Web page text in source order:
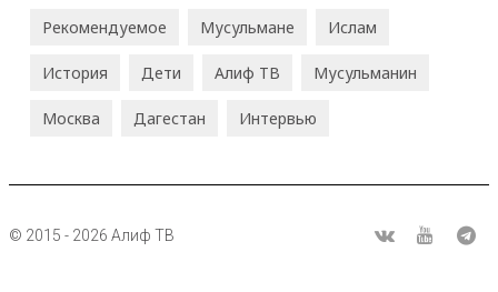
Рекомендуемое Мусульмане Ислам
История Дети Алиф ТВ Мусульманин
Москва Дагестан Интервью
© 2015 - 2026 Алиф ТВ